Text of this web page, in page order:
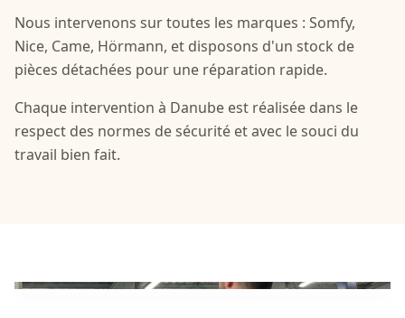
Nous intervenons sur toutes les marques : Somfy,
Nice, Came, Hörmann, et disposons d'un stock de
pièces détachées pour une réparation rapide.
Chaque intervention à Danube est réalisée dans le
respect des normes de sécurité et avec le souci du
travail bien fait.